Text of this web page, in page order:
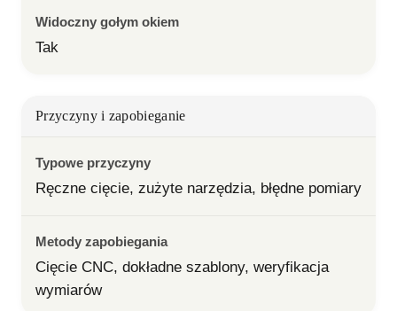
Widoczny gołym okiem
Tak
Przyczyny i zapobieganie
Typowe przyczyny
Ręczne cięcie, zużyte narzędzia, błędne pomiary
Metody zapobiegania
Cięcie CNC, dokładne szablony, weryfikacja
wymiarów